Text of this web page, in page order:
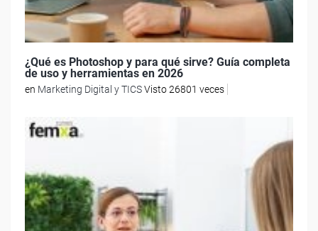
¿Qué es Photoshop y para qué sirve? Guía completa
de uso y herramientas en 2026
en Marketing Digital y TICSVisto 26801 veces